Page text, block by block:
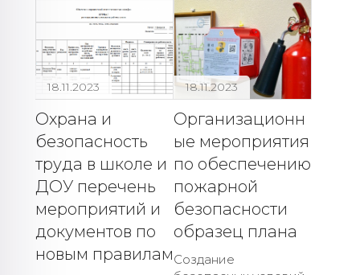
18.11.2023
Охрана и
безопасность
труда в школе и
ДОУ перечень
мероприятий и
документов по
новым правилам
18.11.2023
Организационн
ые мероприятия
по обеспечению
пожарной
безопасности
образец плана
Создание